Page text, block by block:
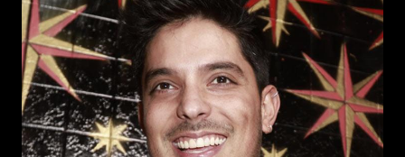
Inscribir
Boletería